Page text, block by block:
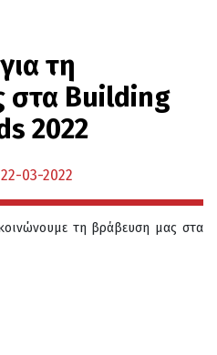
τη
στα Building
2022
22-03-2022
τη βράβευση μας στα